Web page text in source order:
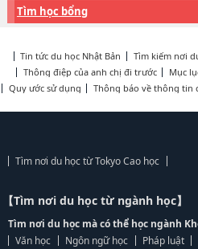
Tìm học bổng
Tin tức du học Nhật Bản Tìm kiếm nơi
Thông điệp của anh chị đi trước
Mục
Quy ước sử dụng
Thông báo về thông tin
Tìm nơi du học từ Tokyo Cao học
【Tìm nơi du học từ ngành học】
Tìm nơi du học mà có thể học ngành
Văn học
Ngôn ngữ học Pháp luật